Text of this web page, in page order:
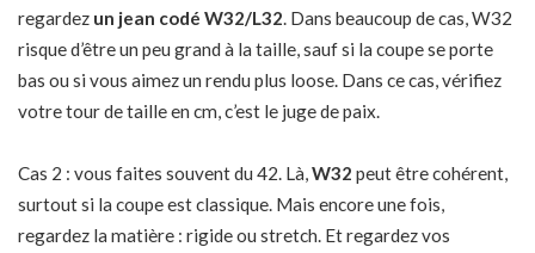
regardez un jean codé W32/L32. Dans beaucoup de cas, W32
risque d’être un peu grand à la taille, sauf si la coupe se porte
bas ou si vous aimez un rendu plus loose. Dans ce cas, vérifiez
votre tour de taille en cm, c’est le juge de paix.
Cas 2 : vous faites souvent du 42. Là, W32 peut être cohérent,
surtout si la coupe est classique. Mais encore une fois,
regardez la matière : rigide ou stretch. Et regardez vos